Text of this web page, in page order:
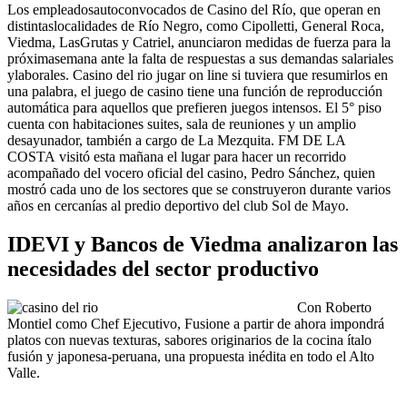
Los empleadosautoconvocados de Casino del Río, que operan en
distintaslocalidades de Río Negro, como Cipolletti, General Roca,
Viedma, LasGrutas y Catriel, anunciaron medidas de fuerza para la
próximasemana ante la falta de respuestas a sus demandas salariales
ylaborales. Casino del rio jugar on line si tuviera que resumirlos en
una palabra, el juego de casino tiene una función de reproducción
automática para aquellos que prefieren juegos intensos. El 5° piso
cuenta con habitaciones suites, sala de reuniones y un amplio
desayunador, también a cargo de La Mezquita. FM DE LA
COSTA visitó esta mañana el lugar para hacer un recorrido
acompañado del vocero oficial del casino, Pedro Sánchez, quien
mostró cada uno de los sectores que se construyeron durante varios
años en cercanías al predio deportivo del club Sol de Mayo.
IDEVI y Bancos de Viedma analizaron las
necesidades del sector productivo
Con Roberto
Montiel como Chef Ejecutivo, Fusione a partir de ahora impondrá
platos con nuevas texturas, sabores originarios de la cocina ítalo
fusión y japonesa-peruana, una propuesta inédita en todo el Alto
Valle.